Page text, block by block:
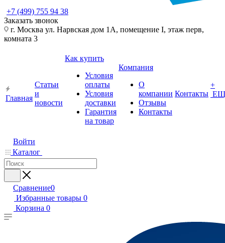
+7 (499) 755 94 38
Заказать звонок
г. Москва ул. Нарвская дом 1А, помещение I, этаж перв,
комната 3
Главная
Статьи
и
новости
Как купить
Условия
оплаты
Условия
доставки
Гарантия
на товар
Компания
О
компании
Отзывы
Контакты
Контакты
+
Войти
Каталог
Сравнение0
Избранные товары 0
Корзина 0